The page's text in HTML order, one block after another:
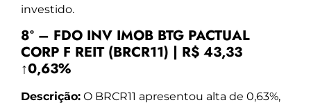
investido.
8º – FDO INV IMOB BTG PACTUAL
CORP F REIT (BRCR11) | R$ 43,33
↑0,63%
Descrição: O BRCR11 apresentou alta de 0,63%,